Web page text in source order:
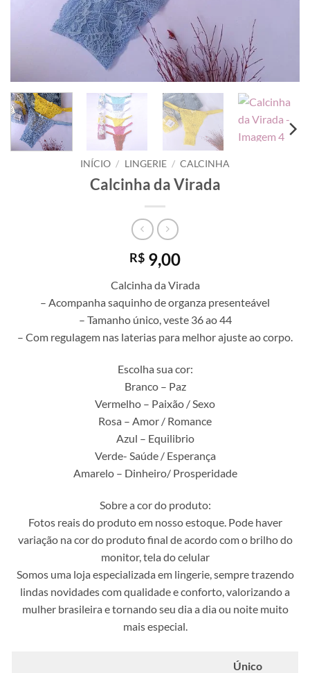
INÍCIO / LINGERIE / CALCINHA
Calcinha da Virada
R$ 9,00
Calcinha da Virada
– Acompanha saquinho de organza presenteável
– Tamanho único, veste 36 ao 44
– Com regulagem nas laterias para melhor ajuste ao corpo.
Escolha sua cor:
Branco – Paz
Vermelho – Paixão / Sexo
Rosa – Amor / Romance
Azul – Equilibrio
Verde- Saúde / Esperança
Amarelo – Dinheiro/ Prosperidade
Sobre a cor do produto:
Fotos reais do produto em nosso estoque. Pode haver
variação na cor do produto final de acordo com o brilho do
monitor, tela do celular
Somos uma loja especializada em lingerie, sempre trazendo
lindas novidades com qualidade e conforto, valorizando a
mulher brasileira e tornando seu dia a dia ou noite muito
mais especial.
Único